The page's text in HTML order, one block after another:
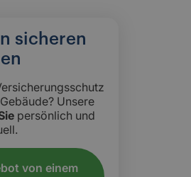
sicheren
Gebäude? Unsere
persönlich und
von einem